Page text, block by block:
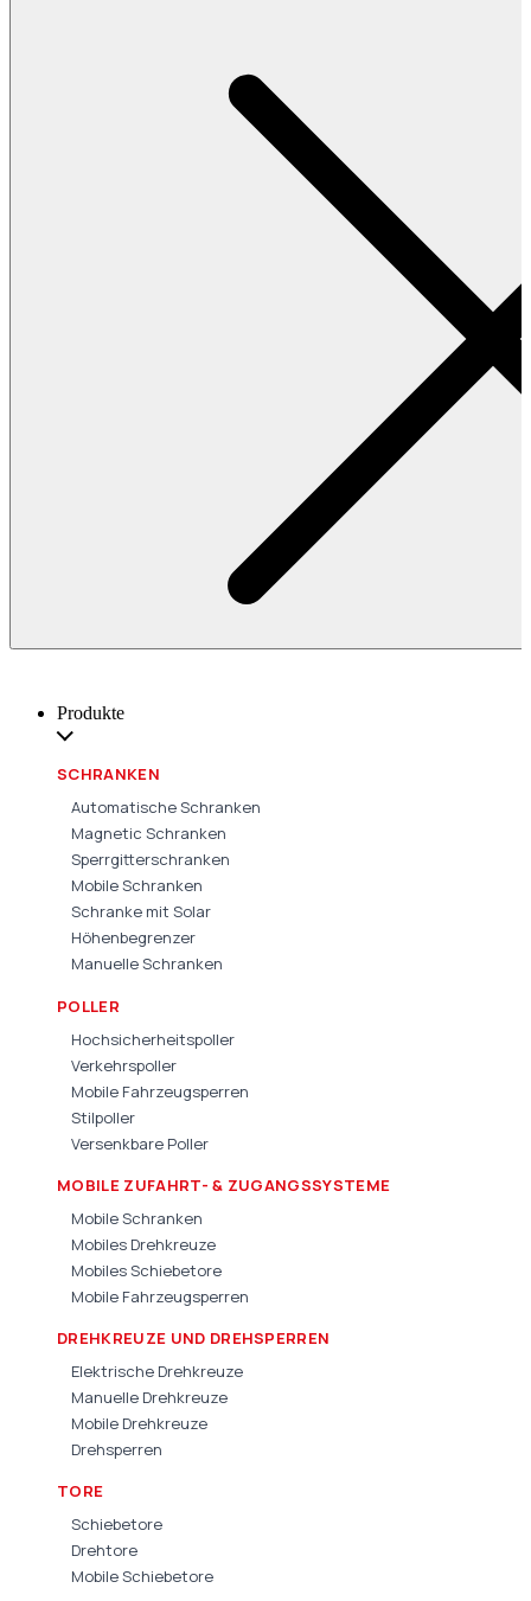
Produkte
SCHRANKEN
Automatische Schranken
Magnetic Schranken
Sperrgitterschranken
Mobile Schranken
Schranke mit Solar
Höhenbegrenzer
Manuelle Schranken
POLLER
Hochsicherheitspoller
Verkehrspoller
Mobile Fahrzeugsperren
Stilpoller
Versenkbare Poller
MOBILE ZUFAHRT- & ZUGANGSSYSTEME
Mobile Schranken
Mobiles Drehkreuze
Mobiles Schiebetore
Mobile Fahrzeugsperren
DREHKREUZE UND DREHSPERREN
Elektrische Drehkreuze
Manuelle Drehkreuze
Mobile Drehkreuze
Drehsperren
TORE
Schiebetore
Drehtore
Mobile Schiebetore